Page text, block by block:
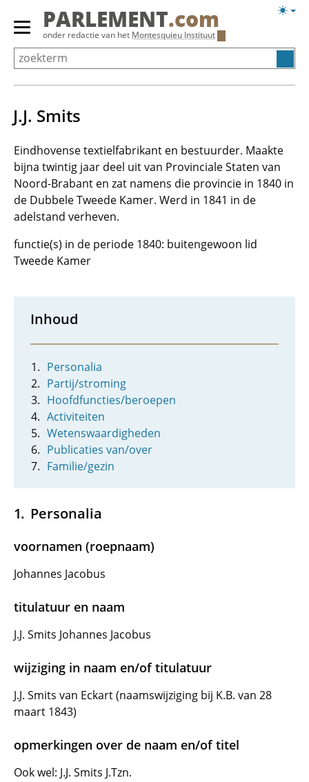
Overslaan
Primair
menu
tonen/verbergen
PARLEMENT.com
onder redactie van het Montesquieu Instituut
J.J. Smits
Eindhovense textielfabrikant en bestuurder. Maakte
bijna twintig jaar deel uit van Provinciale Staten van
Noord-Brabant en zat namens die provincie in 1840 in
de Dubbele Tweede Kamer. Werd in 1841 in de
adelstand verheven.
functie(s) in de periode 1840: buitengewoon lid
Tweede Kamer
Inhoud
Personalia
Partij/stroming
Hoofdfuncties/beroepen
Activiteiten
Wetenswaardigheden
Publicaties van/over
Familie/gezin
Personalia
voornamen (roepnaam)
Johannes Jacobus
titulatuur en naam
J.J. Smits Johannes Jacobus
wijziging in naam en/of titulatuur
J.J. Smits van Eckart (naamswijziging bij K.B. van 28
maart 1843)
opmerkingen over de naam en/of titel
Ook wel: J.J. Smits J.Tzn.